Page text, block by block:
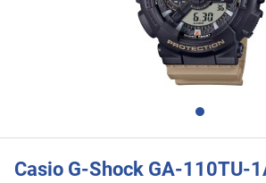
Casio G-Shock GA-110TU-